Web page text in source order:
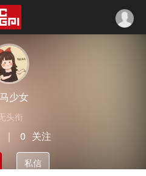
少女
头衔
｜ 0 关注
私信